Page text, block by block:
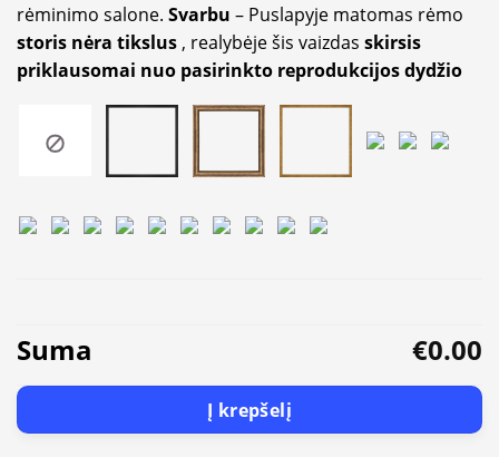
rėminimo salone. Svarbu – Puslapyje matomas rėmo
storis nėra tikslus , realybėje šis vaizdas skirsis
priklausomai nuo pasirinkto reprodukcijos dydžio
Suma €0.00
Į krepšelį